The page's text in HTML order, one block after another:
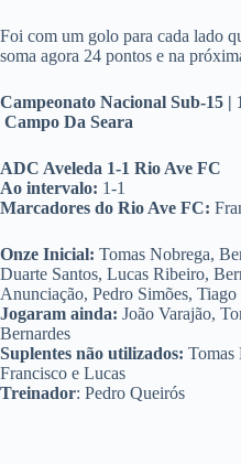
Foi com um golo para cada lado
soma agora 24 pontos e na
Campeonato Nacional Sub-15 |
Campo Da Seara
ADC Aveleda 1-1 Rio Ave FC
Ao intervalo: 1-1
Marcadores do Rio Ave FC:
Onze Inicial: Tomas Nobrega,
Duarte Santos, Lucas Ribeiro,
Anunciação, Pedro Simões,
Jogaram ainda: João Varajão,
Bernardes
Suplentes não utilizados: Tomas
Francisco e Lucas
Treinador: Pedro Queirós